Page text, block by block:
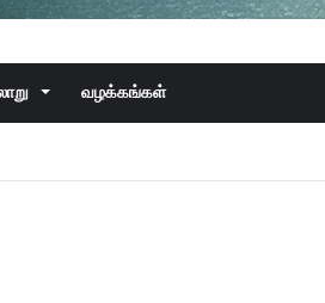
வழக்கங்கள்